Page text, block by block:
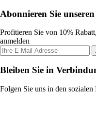
Abonnieren Sie
Profitieren Sie von 10%
anmelden
Bleiben Sie in
Folgen Sie uns in den sozialen